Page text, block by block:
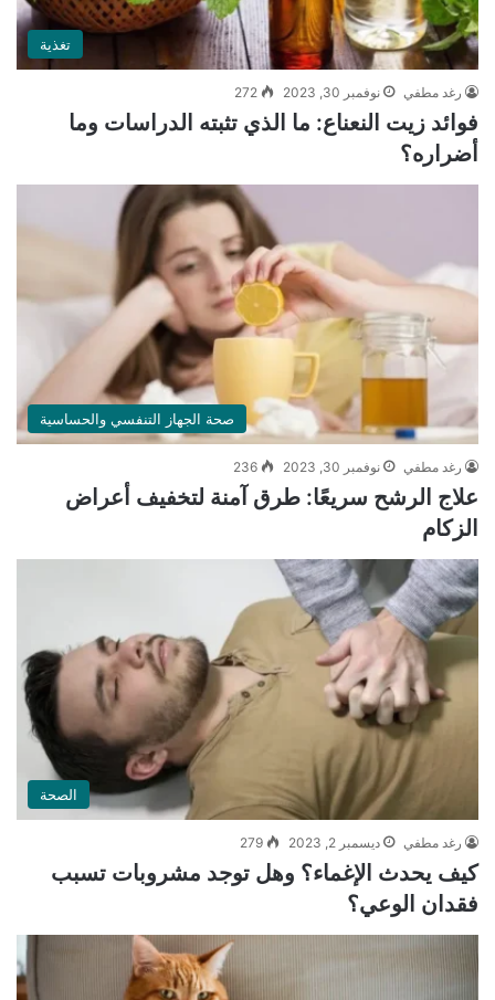
تغذية
رغد مطفي نوفمبر 30, 2023 272
فوائد زيت النعناع: ما الذي تثبته الدراسات وما
أضراره؟
صحة الجهاز التنفسي والحساسية
رغد مطفي نوفمبر 30, 2023 236
علاج الرشح سريعًا: طرق آمنة لتخفيف أعراض
الزكام
الصحة
رغد مطفي ديسمبر 2, 2023 279
كيف يحدث الإغماء؟ وهل توجد مشروبات تسبب
فقدان الوعي؟